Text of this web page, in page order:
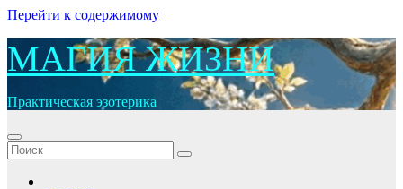
Перейти к содержимому
МАГИЯ ЖИЗНИ
Практическая эзотерика